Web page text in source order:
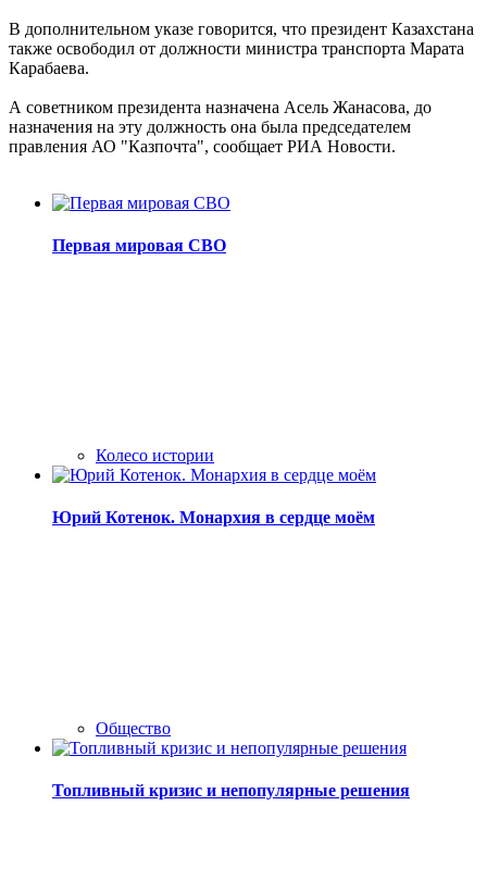
В дополнительном указе говорится, что президент Казахстана
также освободил от должности министра транспорта Марата
Карабаева.
А советником президента назначена Асель Жанасова, до
назначения на эту должность она была председателем
правления АО "Казпочта", сообщает РИА Новости.
Первая мировая СВО
Колесо истории
Юрий Котенок. Монархия в сердце моём
Общество
Топливный кризис и непопулярные решения